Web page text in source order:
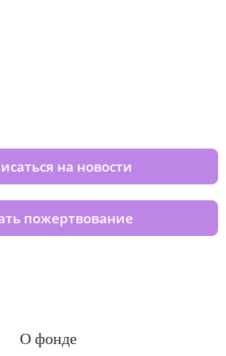
на новости
пожертвование
О фонде